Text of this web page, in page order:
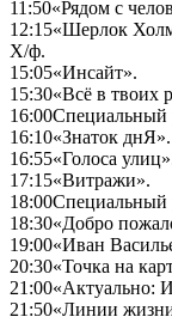
11:50«Рядом с
12:15«Шерлок
Х/ф.
15:05«Инсайт».
15:30«Всё в твоих
16:00Специальный
16:10«Знаток днЯ».
16:55«Голоса
17:15«Витражи».
18:00Специальный
18:30«Добро
19:00«Иван
20:30«Точка на
21:00«Актуально:
21:50«Линии